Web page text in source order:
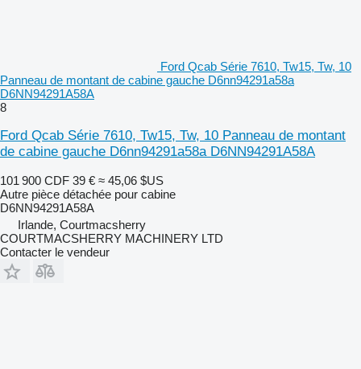
Ford Qcab Série 7610, Tw15, Tw, 10
Panneau de montant de cabine gauche D6nn94291a58a
D6NN94291A58A
8
Ford Qcab Série 7610, Tw15, Tw, 10 Panneau de montant
de cabine gauche D6nn94291a58a D6NN94291A58A
101 900 CDF 39 € ≈ 45,06 $US
Autre pièce détachée pour cabine
D6NN94291A58A
Irlande, Courtmacsherry
COURTMACSHERRY MACHINERY LTD
Contacter le vendeur